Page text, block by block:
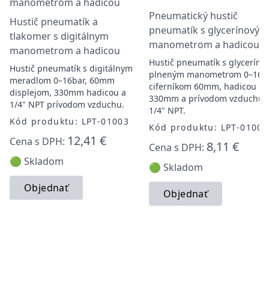
Hustič pneumatík a
tlakomer s digitálnym
manometrom a hadicou
Hustič pneumatík s digitálnym
meradlom 0–16bar, 60mm
displejom, 330mm hadicou a
1/4" NPT prívodom vzduchu.
Kód produktu: LPT-01003
Cena s DPH: 12,41 €
🟢 Skladom
Objednať
Pneumatický hustič
pneumatík s glycerínovým
manometrom a hadicou
Hustič pneumatík s
plneným manometrom
ciferníkom 60mm, hadicou
330mm a prívodom vzduchu
1/4" NPT.
Kód produktu: LPT-01002
Cena s DPH: 8,11 €
🟢 Skladom
Objednať